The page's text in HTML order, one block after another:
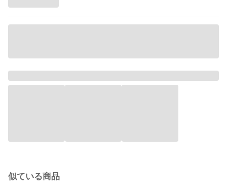
似ている商品